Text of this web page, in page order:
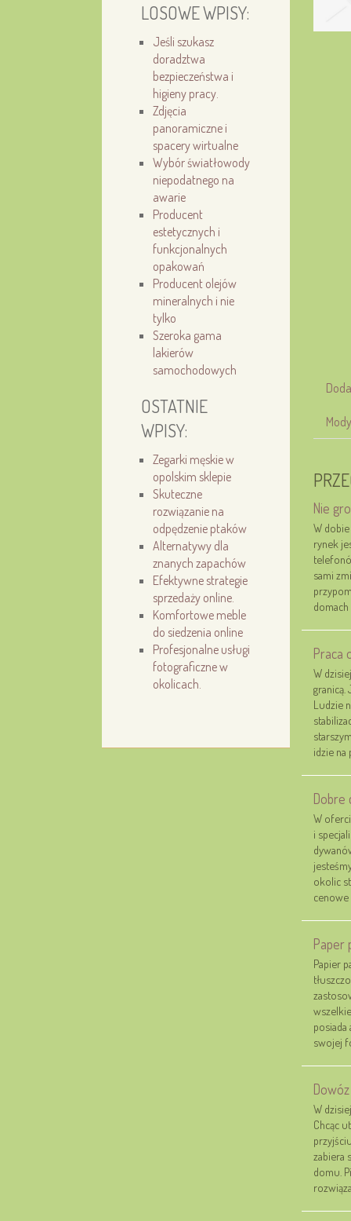
LOSOWE WPISY:
Jeśli szukasz
doradztwa
bezpieczeństwa i
higieny pracy.
Zdjęcia
panoramiczne i
spacery wirtualne
Wybór światłowody
niepodatnego na
awarie
Producent
estetycznych i
funkcjonalnych
opakowań
Producent olejów
mineralnych i nie
tylko
Szeroka gama
lakierów
samochodowych
OSTATNIE
WPISY:
Zegarki męskie w
opolskim sklepie
Skuteczne
rozwiązanie na
odpędzenie ptaków
Alternatywy dla
znanych zapachów
Efektywne strategie
sprzedaży online.
Komfortowe meble
do siedzenia online
Profesjonalne usługi
fotograficzne w
okolicach.
Nie
W
rynek
sami
Praca
W
granicą.
Ludzie
idzie na
Dobre
W
i
okolic
cenowe
Paper
Papier
posiada
swojej
W
Chcąc
zabiera
domu.